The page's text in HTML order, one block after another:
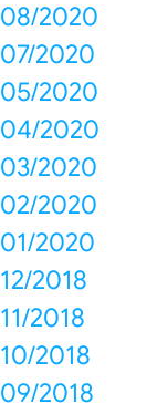
08/2020
07/2020
05/2020
04/2020
03/2020
02/2020
01/2020
12/2018
11/2018
10/2018
09/2018